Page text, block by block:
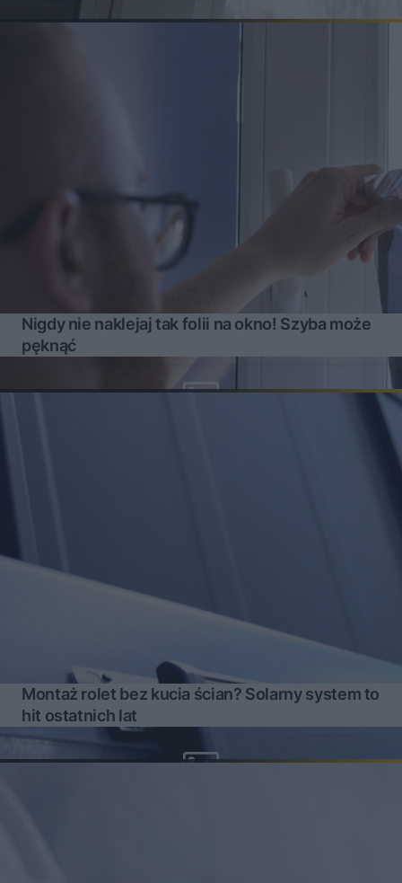
Nigdy nie naklejaj tak folii na okno! Szyba może
pęknąć
Montaż rolet bez kucia ścian? Solarny system to
hit ostatnich lat